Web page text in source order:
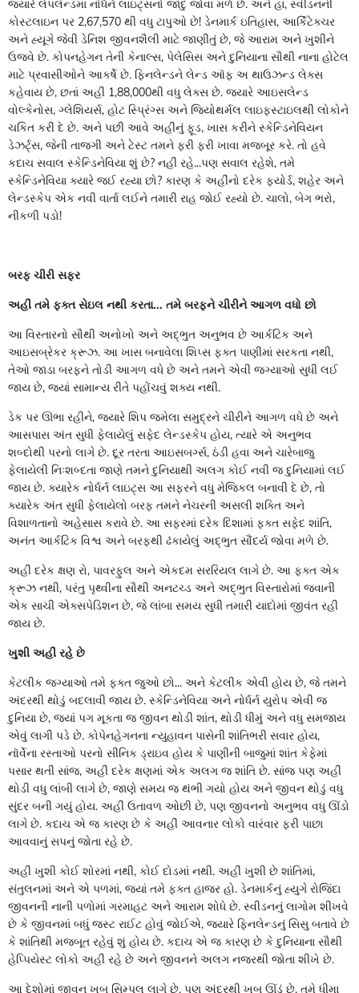
જ્યારે લેપલેન્ડમાં નોર્ધર્ન લાઇટ્સનો જાદુ જોવા મળે છે. અને હા, સ્વીડનની
કોસ્ટલાઇન પર 2,67,570 થી વધુ ટાપુઓ છે! ડેનમાર્ક ઇતિહાસ, આર્કિટેક્ચર
અને હ્યૂગે જેવી ડેનિશ જીવનશૈલી માટે જાણીતું છે, જે આરામ અને ખુશીને
ઉજવે છે. કોપનહેગન તેની કેનાલ્સ, પેલેસિસ અને દુનિયાના સૌથી નાના હોટેલ
માટે પ્રવાસીઓને આકર્ષે છે. ફિનલેન્ડને લેન્ડ ઑફ અ થાઉઝન્ડ લેક્સ
કહેવાય છે, છતાં અહીં 1,88,000થી વધુ લેક્સ છે. જ્યારે આઇસલેન્ડ
વોલ્કેનોસ, ગ્લેશિયર્સ, હોટ સ્પ્રિંગ્સ અને જિયોથર્મલ લાઇફસ્ટાઇલથી લોકોને
ચકિત કરી દે છે. અને પછી આવે અહીંનું ફૂડ, ખાસ કરીને સ્કેન્ડિનેવિયન
ડેઝર્ટ્સ, જેની તાજગી અને ટેસ્ટ તમને ફરી ફરી ખાવા મજબૂર કરે. તો હવે
કદાચ સવાલ સ્કેન્ડિનેવિયા શું છે? નહીં રહે...પણ સવાલ રહેશે, તમે
સ્કેન્ડિનેવિયા ક્યારે જઈ રહ્યા છો? કારણ કે અહીંનો દરેક ફ્યોર્ડ, શહેર અને
લેન્ડસ્કેપ એક નવી વાર્તા લઈને તમારી રાહ જોઈ રહ્યો છે. ચાલો, બેગ ભરો,
નીકળી પડો!
બરફ ચીરી સફર
અહીં તમે ફક્ત સેઇલ નથી કરતા... તમે બરફને ચીરીને આગળ વધો છો
આ વિસ્તારનો સૌથી અનોખો અને અદ્ભુત અનુભવ છે આર્કટિક અને
આઇસબ્રેકર ક્રૂઝ. આ ખાસ બનાવેલા શિપ્સ ફક્ત પાણીમાં સરકતા નથી,
તેઓ જાડા બરફને તોડી આગળ વધે છે અને તમને એવી જગ્યાઓ સુધી લઈ
જાય છે, જ્યાં સામાન્ય રીતે પહોંચવું શક્ય નથી.
ડેક પર ઊભા રહીને, જ્યારે શિપ જમેલા સમુદ્રને ચીરીને આગળ વધે છે અને
આસપાસ અંત સુધી ફેલાયેલું સફેદ લેન્ડસ્કેપ હોય, ત્યારે એ અનુભવ
શબ્દોથી પરનો લાગે છે. દૂર તરતા આઇસબર્ગ્સ, ઠંડી હવા અને ચારેબાજુ
ફેલાયેલી નિઃશબ્દતા જાણે તમને દુનિયાથી અલગ કોઈ નવી જ દુનિયામાં લઈ
જાય છે. ક્યારેક નોર્ધર્ન લાઇટ્સ આ સફરને વધુ મેજિકલ બનાવી દે છે, તો
ક્યારેક અંત સુધી ફેલાયેલો બરફ તમને નેચરની અસલી શક્તિ અને
વિશાળતાનો અહેસાસ કરાવે છે. આ સફરમાં દરેક દિશામાં ફક્ત સફેદ શાંતિ,
અનંત આર્કટિક વિશ્વ અને બરફથી ઢંકાયેલું અદ્ભુત સૌંદર્ય જોવા મળે છે.
અહીં દરેક ક્ષણ રો, પાવરફુલ અને એકદમ સરરિયલ લાગે છે. આ ફક્ત એક
ક્રૂઝ નથી, પરંતુ પૃથ્વીના સૌથી અનટચ્ડ અને અદ્ભુત વિસ્તારોમાં જવાની
એક સાચી એક્સપેડિશન છે, જે લાંબા સમય સુધી તમારી યાદોમાં જીવંત રહી
જાય છે.
ખુશી અહીં રહે છે
કેટલીક જગ્યાઓ તમે ફક્ત જુઓ છો... અને કેટલીક એવી હોય છે, જે તમને
અંદરથી થોડું બદલાવી જાય છે. સ્કેન્ડિનેવિયા અને નોર્ધર્ન યુરોપ એવી જ
દુનિયા છે, જ્યાં પગ મૂકતા જ જીવન થોડી શાંત, થોડી ધીમું અને વધુ સમજાય
એવું લાગી પડે છે. કોપેનહેગનના ન્યુહાવન પાસેની શાંતિભરી સવાર હોય,
નૉર્વેના રસ્તાઓ પરનો સીનિક ડ્રાઇવ હોય કે પાણીની બાજુમાં શાંત કેફેમાં
પસાર થતી સાંજ, અહીં દરેક ક્ષણમાં એક અલગ જ શાંતિ છે. સાંજ પણ અહીં
થોડી વધુ લાંબી લાગે છે, જાણે સમય જ થંભી ગયો હોય અને જીવન થોડું વધુ
સુંદર બની ગયું હોય. અહીં ઉતાવળ ઓછી છે, પણ જીવનનો અનુભવ વધુ ઊંડો
લાગે છે. કદાચ એ જ કારણ છે કે અહીં આવનાર લોકો વારંવાર ફરી પાછા
આવવાનું સપનું જોતા રહે છે.
અહીં ખુશી કોઈ શોરમાં નથી, કોઈ દોડમાં નથી. અહીં ખુશી છે શાંતિમાં,
સંતુલનમાં અને એ પળમાં, જ્યાં તમે ફક્ત હાજર હો. ડેનમાર્કનું હ્યુગે રોજિંદા
જીવનની નાની પળોમાં ગરમાહટ અને આરામ શોધે છે. સ્વીડનનું લાગોમ શીખવે
છે કે જીવનમાં બધું જસ્ટ રાઈટ હોવું જોઈએ, જ્યારે ફિનલેન્ડનું સિસુ બતાવે છે
કે શાંતિથી મજબૂત રહેવું શું હોય છે. કદાચ એ જ કારણ છે કે દુનિયાના સૌથી
હેપ્પિયેસ્ટ લોકો અહીં રહે છે અને જીવનને અલગ નજરથી જોતા શીખે છે.
આ દેશોમાં જીવન ખૂબ સિમ્પલ લાગે છે, પણ અંદરથી ખૂબ ઊંડું છે. તમે ધીમા